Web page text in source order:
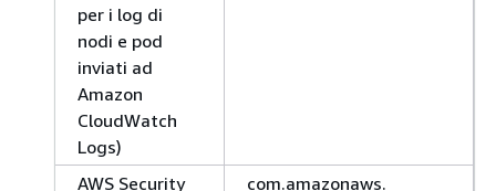
per i log di
nodi e pod
inviati ad
Amazon
CloudWatch
Logs)
AWS Security
com.amazonaws.